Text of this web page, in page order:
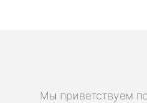
Мы приветствуем